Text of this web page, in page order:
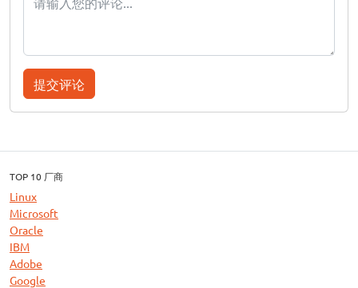
提交评论
TOP 10 厂商
Linux
Microsoft
Oracle
IBM
Adobe
Google